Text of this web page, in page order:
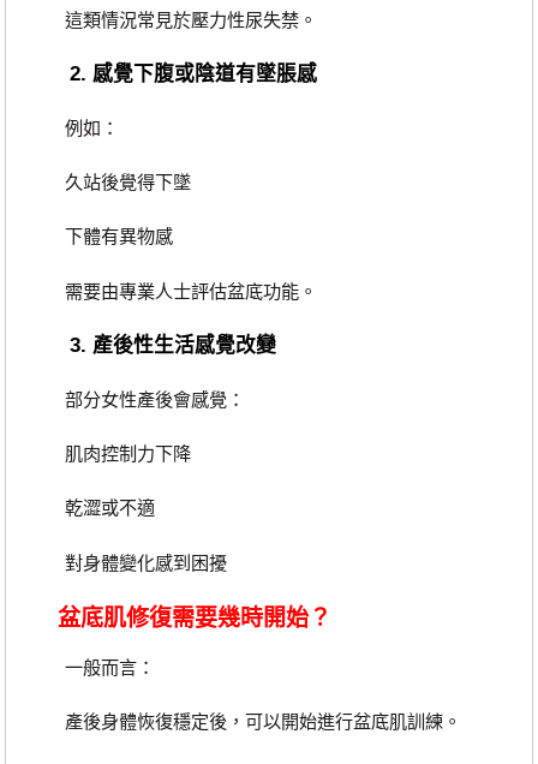
這類情況常見於壓力性尿失禁。
2. 感覺下腹或陰道有墜脹感
例如：
久站後覺得下墜
下體有異物感
需要由專業人士評估盆底功能。
3. 產後性生活感覺改變
部分女性產後會感覺：
肌肉控制力下降
乾澀或不適
對身體變化感到困擾
盆底肌修復需要幾時開始？
一般而言：
產後身體恢復穩定後，可以開始進行盆底肌訓練。